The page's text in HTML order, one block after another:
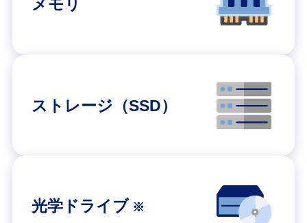
メモリ
ストレージ（SSD）
光学ドライブ ※